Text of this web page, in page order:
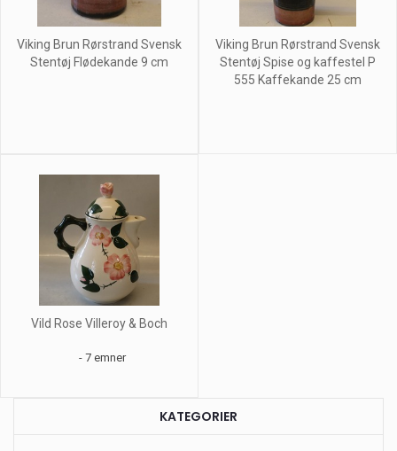
Viking Brun Rørstrand Svensk
Stentøj Flødekande 9 cm
Viking Brun Rørstrand Svensk
Stentøj Spise og kaffestel P
555 Kaffekande 25 cm
Vild Rose Villeroy & Boch
- 7 emner
KATEGORIER